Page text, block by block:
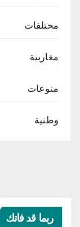
مختلفات
مغاربية
منوعات
وطنية
ربما قد فاتك